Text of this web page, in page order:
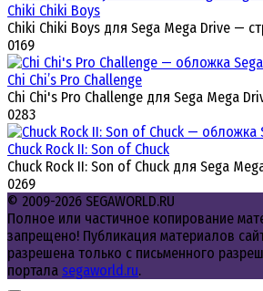
Chiki Chiki Boys
Chiki Chiki Boys для Sega Mega Drive —
0169
Chi Chi’s Pro Challenge
Chi Chi's Pro Challenge для Sega Mega
0283
Chuck Rock II: Son of Chuck
Chuck Rock II: Son of Chuck для Sega
0269
© 2009-2026 SEGAWORLD.RU
Полное или частичное копирование
запрещено! Публикация материалов
разрешена только с письменного
портала segaworld.ru.